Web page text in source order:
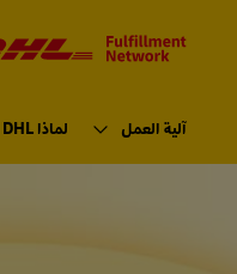
الإنتقال
الابتدائي
آلية العمل لماذا DHL